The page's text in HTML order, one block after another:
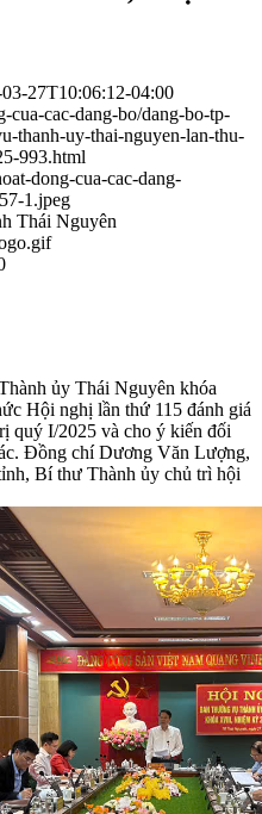
27T10:06:12-04:00
cua-cac-dang-bo/dang-bo-tp-
thanh-uy-thai-nguyen-lan-thu-
993.html
dong-cua-cac-dang-
1.jpeg
Thái Nguyên
ủy Thái Nguyên khóa
Hội nghị lần thứ 115 đánh giá
quý I/2025 và cho ý kiến đối
Đồng chí Dương Văn Lượng,
Bí thư Thành ủy chủ trì hội